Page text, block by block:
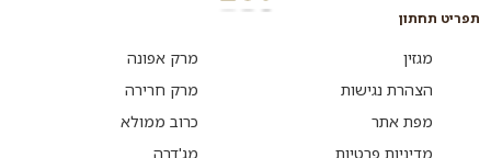
תפריט תחתון
מגזין
הצהרת נגישות
מפת אתר
מדיניות פרטיות
מרק אפונה
מרק חרירה
כרוב ממולא
מג'דרה